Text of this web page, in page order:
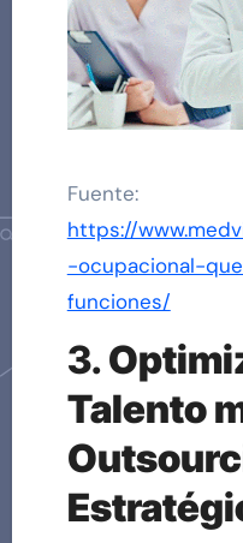
Fuente:
https://
-ocupacional-
funciones/
3.
Talento